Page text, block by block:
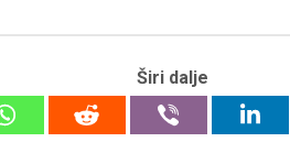
Širi dalje